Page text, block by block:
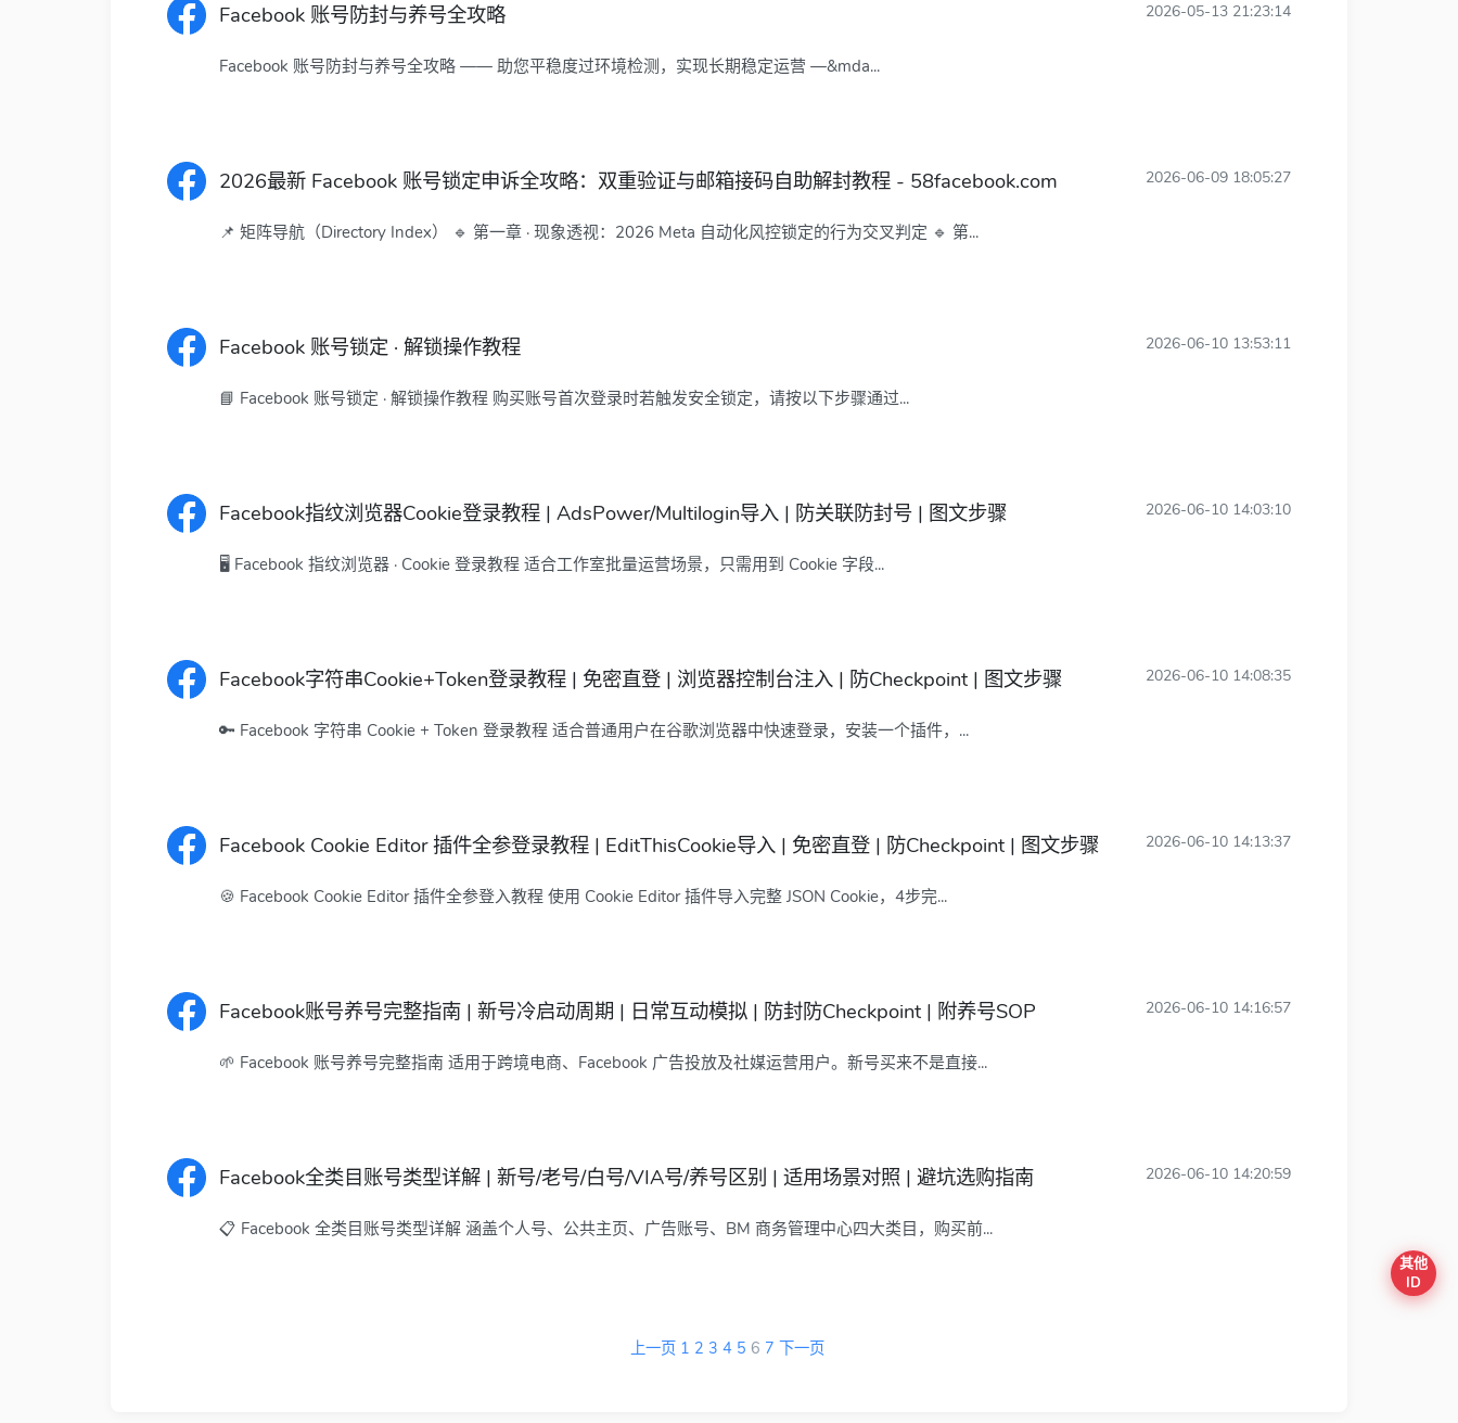
Facebook 账号防封与养号全攻略 2026-05-13 21:23:14
Facebook 账号防封与养号全攻略 —— 助您平稳度过环境检测，实现长期稳定运营 —&mda...
2026最新 Facebook 账号锁定申诉全攻略：双重验证与邮箱接码自助解封教程 - 58facebook.com 2026-06-09 18:05:27
📌 矩阵导航（Directory Index） 🔹 第一章 · 现象透视：2026 Meta 自动化风控锁定的行为交叉判定 🔹 第...
Facebook 账号锁定 · 解锁操作教程 2026-06-10 13:53:11
📘 Facebook 账号锁定 · 解锁操作教程 购买账号首次登录时若触发安全锁定，请按以下步骤通过...
Facebook指纹浏览器Cookie登录教程 | AdsPower/Multilogin导入 | 防关联防封号 | 图文步骤 2026-06-10 14:03:10
🖥️ Facebook 指纹浏览器 · Cookie 登录教程 适合工作室批量运营场景，只需用到 Cookie 字段...
Facebook字符串Cookie+Token登录教程 | 免密直登 | 浏览器控制台注入 | 防Checkpoint | 图文步骤 2026-06-10 14:08:35
🔑 Facebook 字符串 Cookie + Token 登录教程 适合普通用户在谷歌浏览器中快速登录，安装一个插件，...
Facebook Cookie Editor 插件全参登录教程 | EditThisCookie导入 | 免密直登 | 防Checkpoint | 图文步骤 2026-06-10 14:13:37
🍪 Facebook Cookie Editor 插件全参登入教程 使用 Cookie Editor 插件导入完整 JSON Cookie，4步完...
Facebook账号养号完整指南 | 新号冷启动周期 | 日常互动模拟 | 防封防Checkpoint | 附养号SOP 2026-06-10 14:16:57
🌱 Facebook 账号养号完整指南 适用于跨境电商、Facebook 广告投放及社媒运营用户。新号买来不是直接...
Facebook全类目账号类型详解 | 新号/老号/白号/VIA号/养号区别 | 适用场景对照 | 避坑选购指南 2026-06-10 14:20:59
📋 Facebook 全类目账号类型详解 涵盖个人号、公共主页、广告账号、BM 商务管理中心四大类目，购买前...
上一页 1 2 3 4 5 6 7 下一页
其他
ID